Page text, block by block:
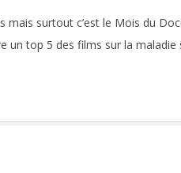
mais surtout c’est le Mois du
un top 5 des films sur la